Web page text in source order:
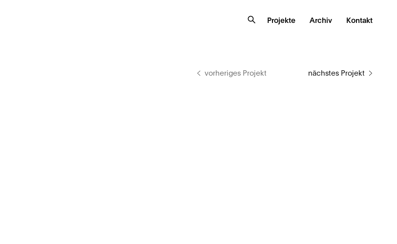
Projekte Archiv Kontakt
vorheriges Projekt nächstes Projekt